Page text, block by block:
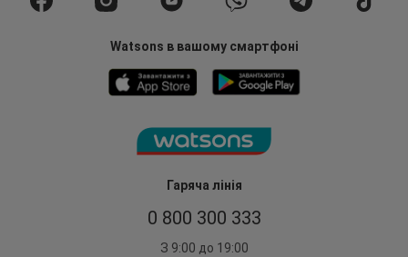
Гаряча лінія
0 800 300 333
З 9:00 до 19:00
Watsons в вашому смартфоні